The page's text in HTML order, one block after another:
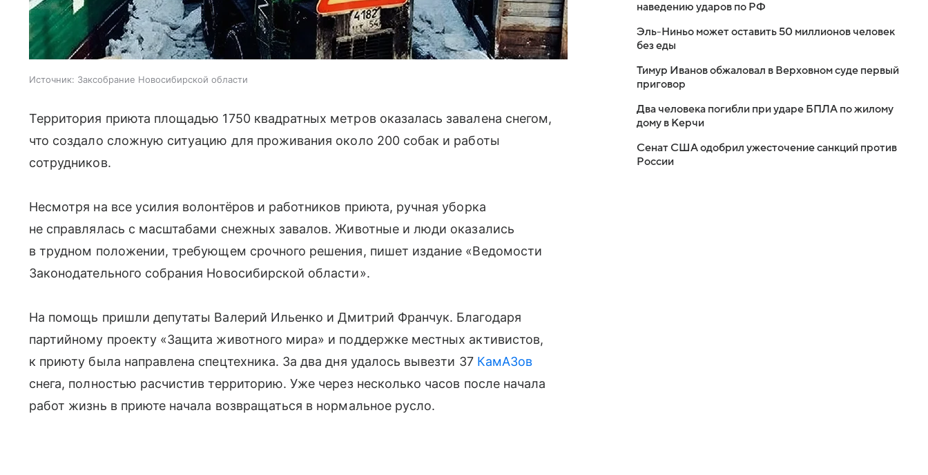
Источник: Заксобрание Новосибирской области
Территория приюта площадью 1750 квадратных метров оказалась завалена снегом,
что создало сложную ситуацию для проживания около 200 собак и работы
сотрудников.
Несмотря на все усилия волонтёров и работников приюта, ручная уборка
не справлялась с масштабами снежных завалов. Животные и люди оказались
в трудном положении, требующем срочного решения, пишет издание «Ведомости
Законодательного собрания Новосибирской области».
На помощь пришли депутаты Валерий Ильенко и Дмитрий Франчук. Благодаря
партийному проекту «Защита животного мира» и поддержке местных активистов,
к приюту была направлена спецтехника. За два дня удалось вывезти 37 КамАЗов
снега, полностью расчистив территорию. Уже через несколько часов после начала
работ жизнь в приюте начала возвращаться в нормальное русло.
наведению ударов по РФ
Эль-Ниньо может оставить 50 миллионов человек
без еды
Тимур Иванов обжаловал в Верховном суде первый
приговор
Два человека погибли при ударе БПЛА по жилому
дому в Керчи
Сенат США одобрил ужесточение санкций против
России